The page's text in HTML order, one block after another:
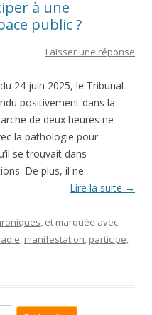
à une
public ?
Laisser une réponse
24 juin 2025, le Tribunal
positivement dans la
de deux heures ne
la pathologie pour
se trouvait dans
De plus, il ne
Lire la suite →
, et marquée avec
, manifestation, participe,